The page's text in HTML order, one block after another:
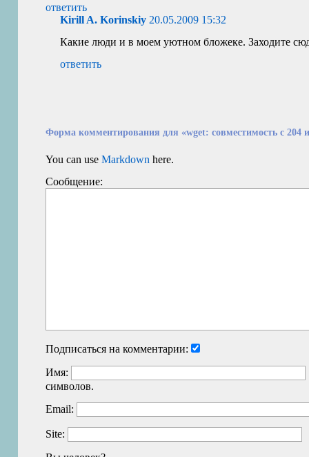
ответить
Kirill A. Korinskiy 20.05.2009 15:32
Какие люди и в моем уютном бложеке. Заходите
ответить
Форма комментирования для «wget: совместимость с 204
You can useMarkdown here.
Сообщение:
Подписаться на комментарии:
Имя:
символов.
Email:
Site: